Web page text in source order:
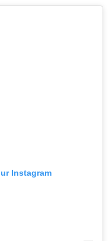
Instagram